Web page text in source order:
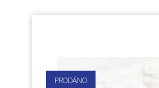
PRODÁNO